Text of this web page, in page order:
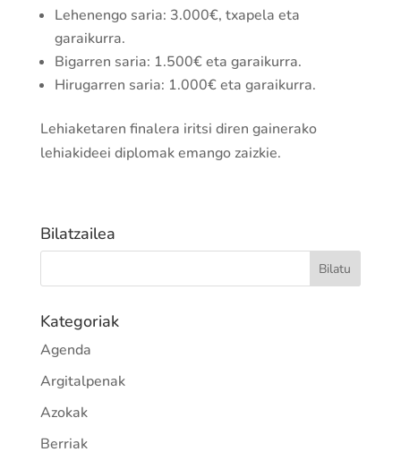
Lehenengo saria: 3.000€, txapela eta
garaikurra.
Bigarren saria: 1.500€ eta garaikurra.
Hirugarren saria: 1.000€ eta garaikurra.
Lehiaketaren finalera iritsi diren gainerako
lehiakideei diplomak emango zaizkie.
Bilatzailea
Kategoriak
Agenda
Argitalpenak
Azokak
Berriak